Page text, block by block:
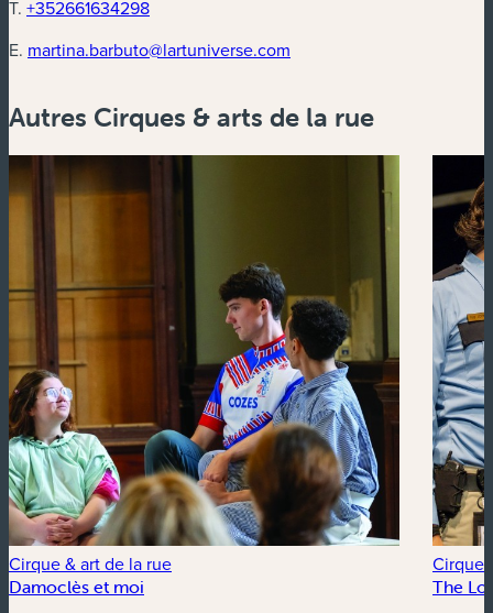
T. +352661634298
E. martina.barbuto@lartuniverse.com
Autres Cirques & arts de la rue
Cirque & art de la rue
Damoclès et moi
Cirque
The